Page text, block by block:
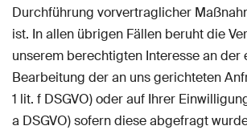
Durchführung vorvertraglicher
ist. In allen übrigen Fällen beruht die
unserem berechtigten Interesse an der
Bearbeitung der an uns gerichteten
1 lit. f DSGVO) oder auf Ihrer
a DSGVO) sofern diese abgefragt